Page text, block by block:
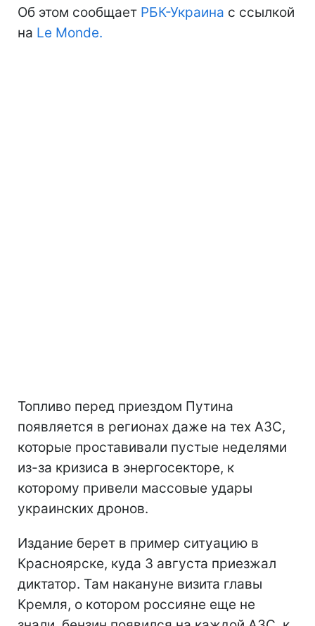
Об этом сообщает РБК-Украина с ссылкой
на Le Monde.
Топливо перед приездом Путина
появляется в регионах даже на тех АЗС,
которые проставивали пустые неделями
из-за кризиса в энергосекторе, к
которому привели массовые удары
украинских дронов.
Издание берет в пример ситуацию в
Красноярске, куда 3 августа приезжал
диктатор. Там накануне визита главы
Кремля, о котором россияне еще не